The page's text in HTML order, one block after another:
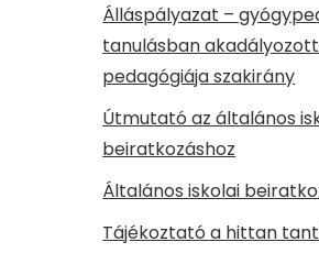
Álláspályazat –
tanulásban
pedagógiája szakirány
Útmutató az általános
beiratkozáshoz
Általános iskolai
Tájékoztató a hittan